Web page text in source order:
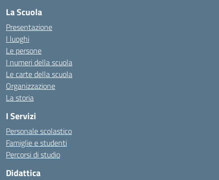
La Scuola
Presentazione
I luoghi
Le persone
I numeri della scuola
Le carte della scuola
Organizzazione
La storia
I Servizi
Personale scolastico
Famiglie e studenti
Percorsi di studio
Didattica